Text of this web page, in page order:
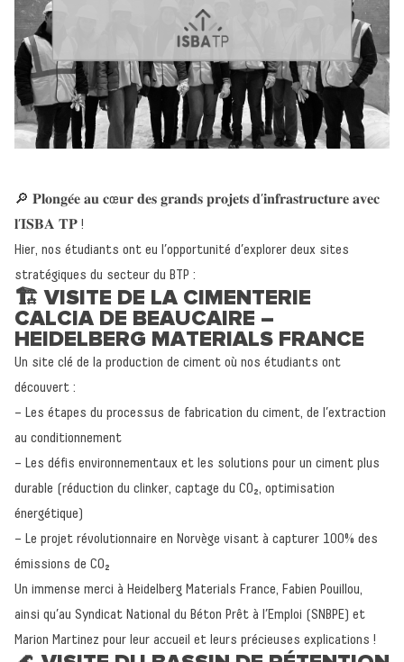
🔎 𝐏𝐥𝐨𝐧𝐠𝐞́𝐞 𝐚𝐮 𝐜œ𝐮𝐫 𝐝𝐞𝐬 𝐠𝐫𝐚𝐧𝐝𝐬 𝐩𝐫𝐨𝐣𝐞𝐭𝐬 𝐝’𝐢𝐧𝐟𝐫𝐚𝐬𝐭𝐫𝐮𝐜𝐭𝐮𝐫𝐞 𝐚𝐯𝐞𝐜
𝐥’𝐈𝐒𝐁𝐀 𝐓𝐏 !
Hier, nos étudiants ont eu l’opportunité d’explorer deux sites
stratégiques du secteur du BTP :
🏗️ VISITE DE LA CIMENTERIE
CALCIA DE BEAUCAIRE –
HEIDELBERG MATERIALS FRANCE
Un site clé de la production de ciment où nos étudiants ont
découvert :
– Les étapes du processus de fabrication du ciment, de l’extraction
au conditionnement
– Les défis environnementaux et les solutions pour un ciment plus
durable (réduction du clinker, captage du CO₂, optimisation
énergétique)
– Le projet révolutionnaire en Norvège visant à capturer 100% des
émissions de CO₂
Un immense merci à Heidelberg Materials France, Fabien Pouillou,
ainsi qu’au Syndicat National du Béton Prêt à l’Emploi (SNBPE) et
Marion Martinez pour leur accueil et leurs précieuses explications !